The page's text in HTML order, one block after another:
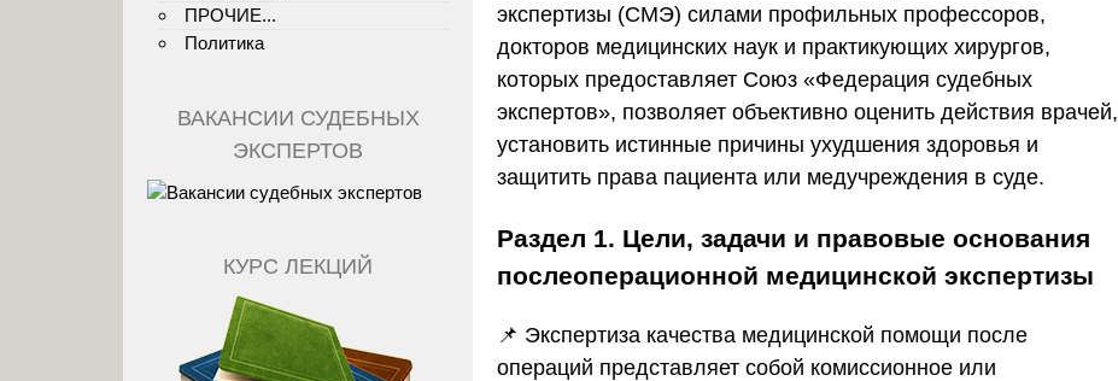
экспертизы (СМЭ) силами профильных профессоров,
докторов медицинских наук и практикующих хирургов,
которых предоставляет Союз «Федерация судебных
экспертов», позволяет объективно оценить действия врачей,
установить истинные причины ухудшения здоровья и
защитить права пациента или медучреждения в суде.
Раздел 1. Цели, задачи и правовые основания
послеоперационной медицинской экспертизы
📌 Экспертиза качества медицинской помощи после
операций представляет собой комиссионное или
ПРОЧИЕ...
Политика
ВАКАНСИИ СУДЕБНЫХ
ЭКСПЕРТОВ
КУРС ЛЕКЦИЙ